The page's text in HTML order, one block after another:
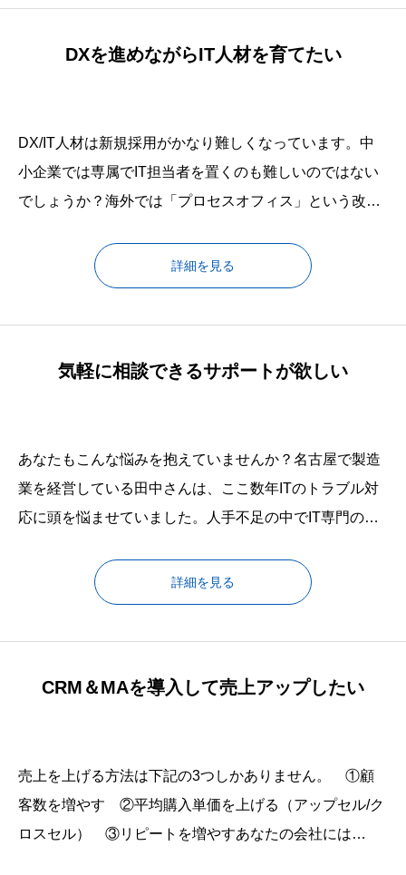
DXを進めながらIT人材を育てたい
DX/IT人材は新規採用がかなり難しくなっています。中
小企業では専属でIT担当者を置くのも難しいのではない
でしょうか？海外では「プロセスオフィス」という改善
精通した専属部署があるため、海外企業の生産性が高い
のです。DXもITツールの導入も本気で取り組まなけれ
詳細を見る
気軽に相談できるサポートが欲しい
あなたもこんな悩みを抱えていませんか？名古屋で製造
業を経営している田中さんは、ここ数年ITのトラブル対
応に頭を悩ませていました。人手不足の中でIT専門の担
ソコンが故障した時の復旧」や「ネットワークが遅いな
ど不安定になったり、特定のサービスにアクセスできな
詳細を見る
CRM＆MAを導入して売上アップしたい
売上を上げる方法は下記の3つしかありません。 ①顧
客数を増やす ②平均購入単価を上げる（アップセル/ク
ロスセル） ③リピートを増やすあなたの会社には